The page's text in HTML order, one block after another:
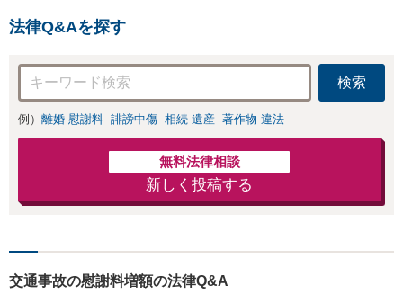
んでいる段階でも
ご相談ください。
法律Q&Aを探す
検索
例） 離婚 慰謝料 誹謗中傷 相続 遺産 著作物 違法
無料法律相談
新しく投稿する
交通事故の慰謝料増額の法律Q&A